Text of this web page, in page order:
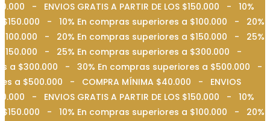
- ENVIOS GRATIS A PARTIR DE LOS $150.000 - 10%
$150.000 - 10% En compras superiores a $100.000 - 20%
$100.000 - 20% En compras superiores a $150.000 - 25%
$150.000 - 25% En compras superiores a $300.000 -
a $300.000 - 30% En compras superiores a $500.000 -
a $500.000 - COMPRA MÍNIMA $40.000 - ENVIOS
- ENVIOS GRATIS A PARTIR DE LOS $150.000 - 10%
$150.000 - 10% En compras superiores a $100.000 - 20%